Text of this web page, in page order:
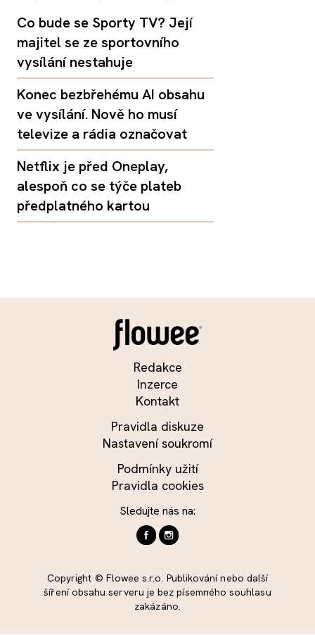
Co bude se Sporty TV? Její
majitel se ze sportovního
vysílání nestahuje
Konec bezbřehému AI obsahu
ve vysílání. Nově ho musí
televize a rádia označovat
Netflix je před Oneplay,
alespoň co se týče plateb
předplatného kartou
Redakce
Inzerce
Kontakt
Pravidla diskuze
Nastavení soukromí
Podmínky užití
Pravidla cookies
Sledujte nás na:
Copyright © Flowee s.r.o. Publikování nebo další
šíření obsahu serveru je bez písemného souhlasu
zakázáno.